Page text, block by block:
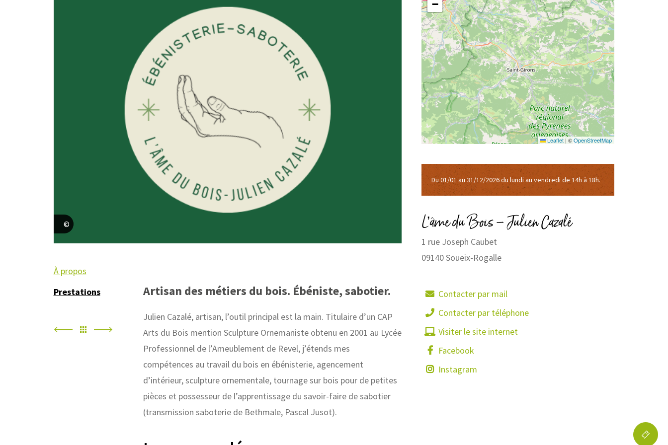
À propos
Prestations
Artisan des métiers du bois. Ébéniste, sabotier.
Julien Cazalé, artisan, l’outil principal est la main. Titulaire d’un CAP
Arts du Bois mention Sculpture Ornemaniste obtenu en 2001 au Lycée
Professionnel de l’Ameublement de Revel, j’étends mes
compétences au travail du bois en ébénisterie, agencement
d’intérieur, sculpture ornementale, tournage sur bois pour de petites
pièces et possesseur de l’apprentissage du savoir-faire de sabotier
(transmission saboterie de Bethmale, Pascal Jusot).
−
Leaflet |©OpenStreetMap
Du 01/01 au 31/12/2026 du lundi au vendredi de 14h à 18h.
L’âme du Bois – Julien Cazalé
1 rue Joseph Caubet
09140Soueix-Rogalle
Contacter par mail
Contacter par téléphone
Visiter le site internet
Facebook
Instagram